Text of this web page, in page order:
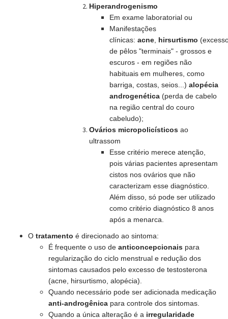
Hiperandrogenismo
Em exame laboratorial ou
Manifestações
clínicas: acne hirsurtismo (
de pêlos "terminais" - grossos e
escuros - em regiões não
habituais em mulheres , como
barriga, costas, seios...) alopécia
androgenética (perda de cabelo
na região central do couro
cabeludo);
Ovários micropolicísticos ao
ultrassom
Esse critério merece atenção
pois várias pacientes apresentam
cistos nos ovários que não
caracterizam esse diagnóstico.
Além disso, só pode ser utilizado
como critério diagnóstico 8 anos
após a menarca.
O tratamento é direcionado ao sintoma:
É frequente o uso de anticoncepcionais para
regularização do ciclo menstrual e redução dos
sintomas causados pelo excesso de testosterona
(acne, hirsurtismo, alopécia).
Quando necessário pode ser adicionada medicação
anti-androgênica para controle dos sintomas.
Quando a única alteração é a irregularidade